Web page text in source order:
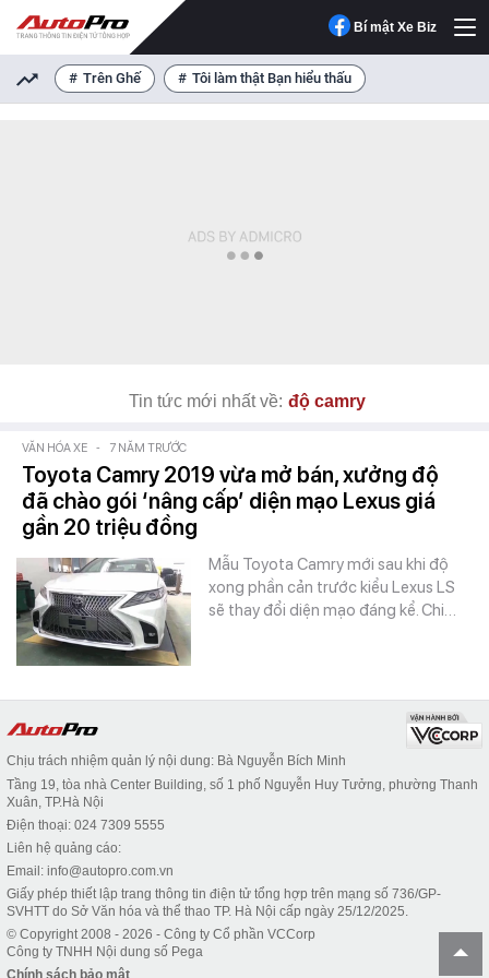
Bí mật Xe Biz
Trên Ghế Tôi làm thật Bạn hiểu thấu
Tin tức mới nhất về: độ camry
VĂN HÓA XE - 7 NĂM TRƯỚC
Toyota Camry 2019 vừa mở bán, xưởng độ
đã chào gói ‘nâng cấp’ diện mạo Lexus giá
gần 20 triệu đồng
Mẫu Toyota Camry mới sau khi độ
xong phần cản trước kiểu Lexus LS
sẽ thay đổi diện mạo đáng kể. Chi…
Chịu trách nhiệm quản lý nội dung: Bà Nguyễn Bích Minh
Tầng 19, tòa nhà Center Building, số 1 phố Nguyễn Huy Tưởng, phường Thanh
Xuân, TP.Hà Nội
Điện thoại: 024 7309 5555
Liên hệ quảng cáo:
Email: info@autopro.com.vn
Giấy phép thiết lập trang thông tin điện tử tổng hợp trên mạng số 736/GP-
SVHTT do Sở Văn hóa và thể thao TP. Hà Nội cấp ngày 25/12/2025.
© Copyright 2008 - 2026 - Công ty Cổ phần VCCorp
Công ty TNHH Nội dung số Pega
Chính sách bảo mật